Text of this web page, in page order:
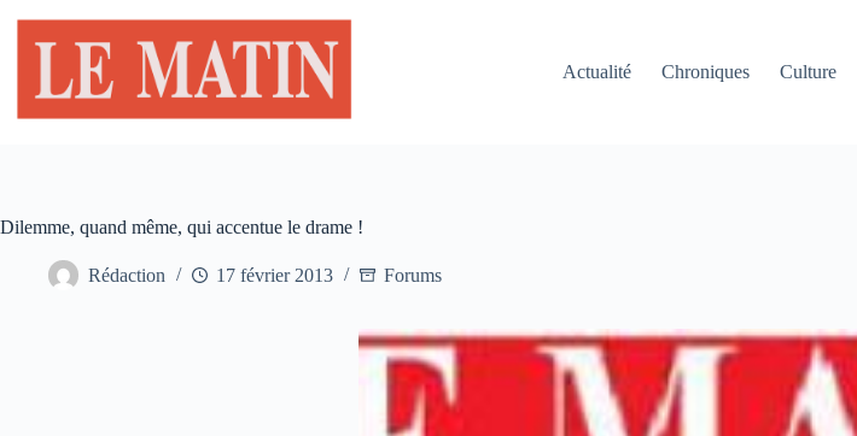
contenu
Actualité
Chroniques Culture
Dilemme, quand même, qui accentue le drame !
Rédaction 17 février 2013 Forums